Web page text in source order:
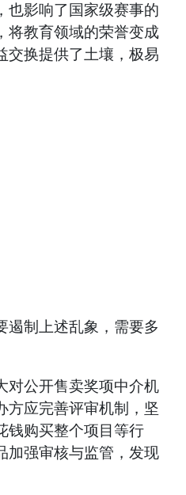
也影响了国家级赛事的
将教育领域的荣誉变成
交换提供了土壤，极易
遏制上述乱象，需要多
对公开售卖奖项中介机
方应完善评审机制，坚
钱购买整个项目等行
加强审核与监管，发现